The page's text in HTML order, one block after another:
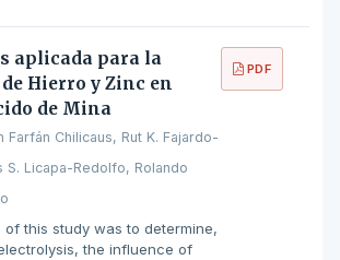
aplicada para la
Hierro y Zinc en
de Mina
Farfán Chilicaus, Rut K. Fajardo-
S. Licapa-Redolfo, Rolando
of this study was to determine,
the influence of
PDF